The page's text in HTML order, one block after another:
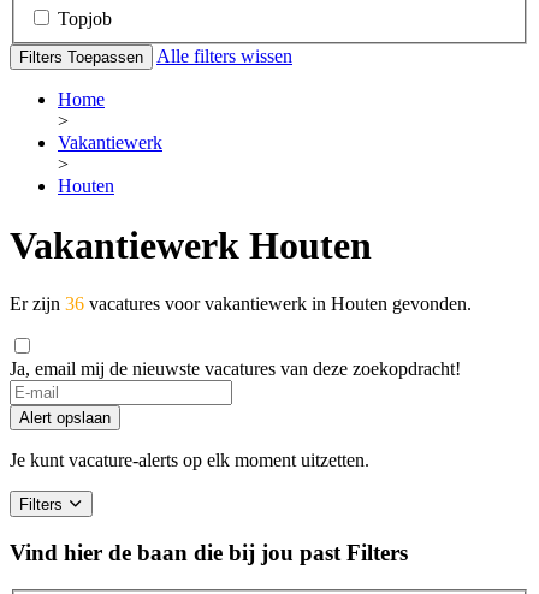
Topjob
Filters Toepassen Alle filters wissen
Home
>
Vakantiewerk
>
Houten
Vakantiewerk Houten
Er zijn 36 vacatures voor vakantiewerk in Houten gevonden.
Ja, email mij de nieuwste vacatures van deze zoekopdracht!
If
you
are
a
ignore
this
field
Alert opslaan
Je kunt vacature-alerts op elk moment uitzetten.
Filters
Vind hier de baan die bij jou past Filters